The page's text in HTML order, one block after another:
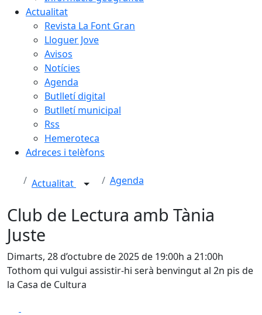
Actualitat
Revista La Font Gran
Lloguer Jove
Avisos
Notícies
Agenda
Butlletí digital
Butlletí municipal
Rss
Hemeroteca
Adreces i telèfons
Actualitat Agenda
Club de Lectura amb Tània
Juste
Dimarts, 28 d’octubre de 2025 de 19:00h a 21:00h
Tothom qui vulgui assistir-hi serà benvingut al 2n pis de
la Casa de Cultura